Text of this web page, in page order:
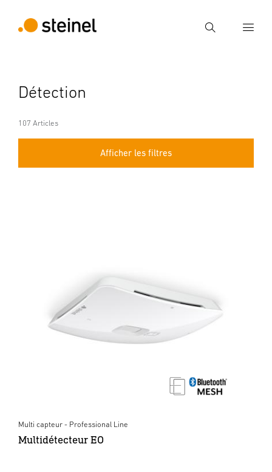
Recherche
Recherche
Détection
107 Articles
Afficher les filtres
Multi capteur - Professional Line
Multidétecteur EO